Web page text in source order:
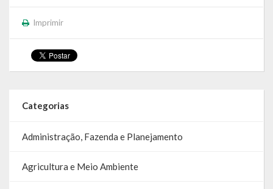
Transparência
Portal da Transparência
SIC
Contratos
Imprimir
Categorias
Administração, Fazenda e Planejamento
Agricultura e Meio Ambiente